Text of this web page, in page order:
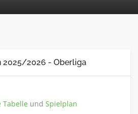
2025/2026 - Oberliga
Tabelle und Spielplan